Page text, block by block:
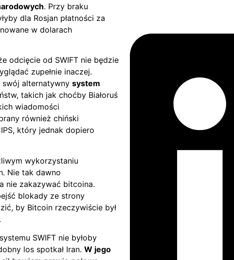
. Przy braku
dla Rosjan płatności za
w dolarach
odcięcie od SWIFT nie będzie
zupełnie inaczej.
swój alternatywny system
takich jak choćby Białoruś
wiadomości
również chiński
który jednak dopiero
wykorzystaniu
Nie tak dawno
nie zakazywać bitcoina.
blokady ze strony
by Bitcoin rzeczywiście był
SWIFT nie byłoby
los spotkał Iran. W jego